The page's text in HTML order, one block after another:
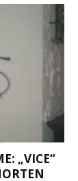
„VICE“